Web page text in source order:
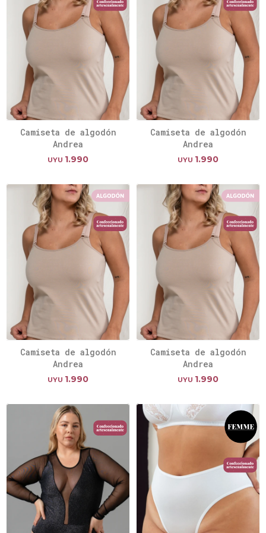
Camiseta de algodón
Andrea
UYU 1.990
Camiseta de algodón
Andrea
UYU 1.990
Camiseta de algodón
Andrea
UYU 1.990
Camiseta de algodón
Andrea
UYU 1.990